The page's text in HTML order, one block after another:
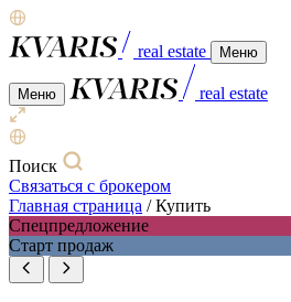
real estate Меню
Меню real estate
Поиск
Связаться с брокером
Главная страница / Купить
Спецпредложение
Старт продаж